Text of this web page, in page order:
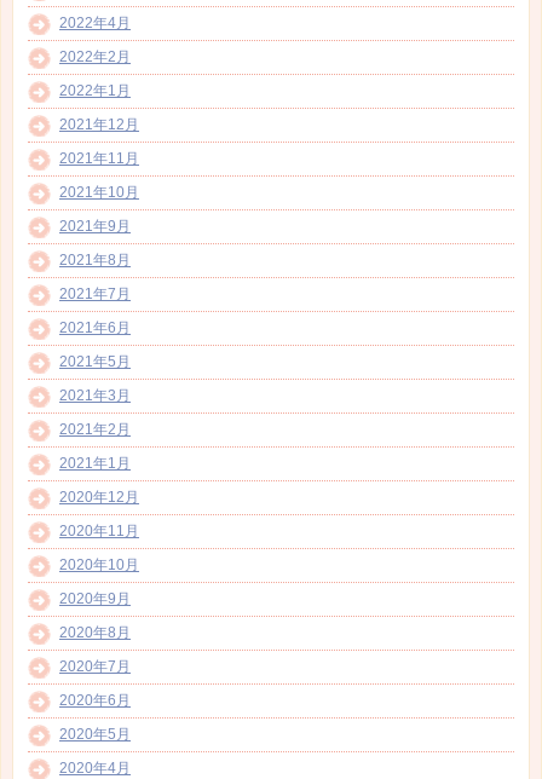
2022年4月
2022年2月
2022年1月
2021年12月
2021年11月
2021年10月
2021年9月
2021年8月
2021年7月
2021年6月
2021年5月
2021年3月
2021年2月
2021年1月
2020年12月
2020年11月
2020年10月
2020年9月
2020年8月
2020年7月
2020年6月
2020年5月
2020年4月